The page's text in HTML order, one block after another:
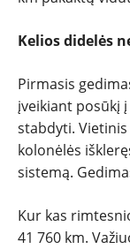
Kelios didelės
Pirmasis
įveikiant posūkį
stabdyti.
kolonėlės
sistemą.
Kur kas
41 760 km.